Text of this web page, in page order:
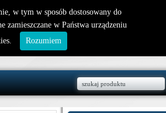
nowy klient
w tym w sposób dostosowany do
zamieszczane w Państwa urządzeniu
Rozumiem